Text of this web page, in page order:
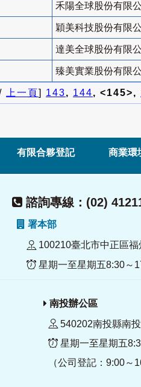
禾陽全球股份有限
穎美科技股份有限
達美全球股份有限
臻美實業股份有限
上一頁] 143, 144, <145>,
有限合夥登記 商業環
諮詢專線：(02)
署本部
100210臺北市中正區福
星期一至星期五8:30～
南投辦公區
540202南投縣南
星期一至星期五
（公司登記：9:00～